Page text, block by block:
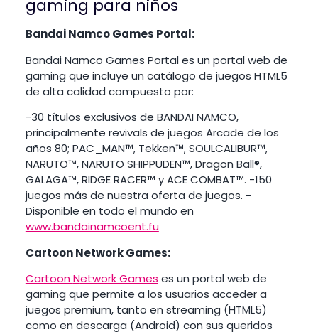
gaming para niños
Bandai Namco Games Portal:
Bandai Namco Games Portal es un portal web de
gaming que incluye un catálogo de juegos HTML5
de alta calidad compuesto por:
-30 títulos exclusivos de BANDAI NAMCO,
principalmente revivals de juegos Arcade de los
años 80; PAC_MAN™, Tekken™, SOULCALIBUR™,
NARUTO™, NARUTO SHIPPUDEN™, Dragon Ball®,
GALAGA™, RIDGE RACER™ y ACE COMBAT™. -150
juegos más de nuestra oferta de juegos. -
Disponible en todo el mundo en
www.bandainamcoent.fu
Cartoon Network Games:
CartoonNetwork Games es un portal web de
gaming que permite a los usuarios acceder a
juegos premium, tanto en streaming (HTML5)
como en descarga (Android) con sus queridos